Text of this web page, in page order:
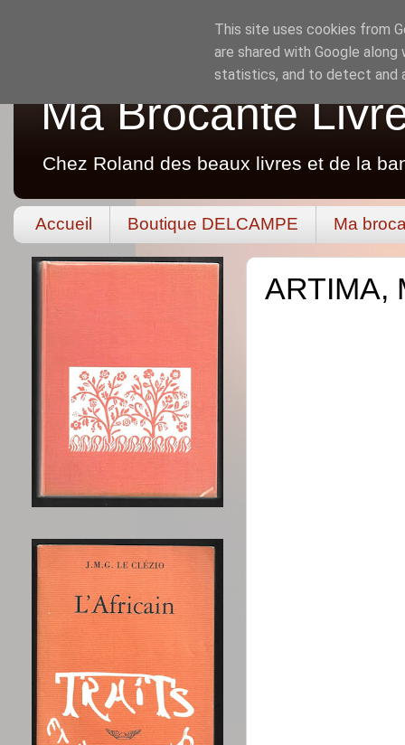
Ma Brocante
Chez Roland des beaux livres et de la
Accueil Boutique DELCAMPE Ma
ARTIMA,
This site uses cookies from
are shared with Google
statistics, and to detect and